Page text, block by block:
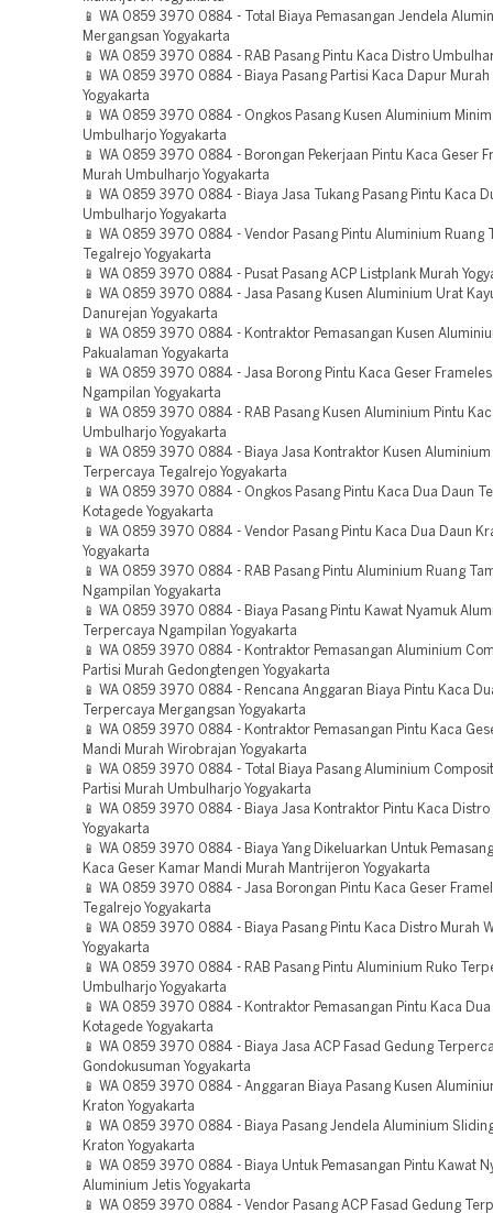
📱 WA 0859 3970 0884 - Total Biaya Pemasangan Jendela
Mergangsan Yogyakarta
📱 WA 0859 3970 0884 - RAB Pasang Pintu Kaca Distro
📱 WA 0859 3970 0884 - Biaya Pasang Partisi Kaca Dapur
Yogyakarta
📱 WA 0859 3970 0884 - Ongkos Pasang Kusen Aluminium
Umbulharjo Yogyakarta
📱 WA 0859 3970 0884 - Borongan Pekerjaan Pintu Kaca Geser
Murah Umbulharjo Yogyakarta
📱 WA 0859 3970 0884 - Biaya Jasa Tukang Pasang Pintu Kaca
Umbulharjo Yogyakarta
📱 WA 0859 3970 0884 - Vendor Pasang Pintu Aluminium Ruang
Tegalrejo Yogyakarta
📱 WA 0859 3970 0884 - Pusat Pasang ACP Listplank Murah
📱 WA 0859 3970 0884 - Jasa Pasang Kusen Aluminium Urat
Danurejan Yogyakarta
📱 WA 0859 3970 0884 - Kontraktor Pemasangan Kusen
Pakualaman Yogyakarta
📱 WA 0859 3970 0884 - Jasa Borong Pintu Kaca Geser
Ngampilan Yogyakarta
📱 WA 0859 3970 0884 - RAB Pasang Kusen Aluminium Pintu
Umbulharjo Yogyakarta
📱 WA 0859 3970 0884 - Biaya Jasa Kontraktor Kusen Aluminium
Terpercaya Tegalrejo Yogyakarta
📱 WA 0859 3970 0884 - Ongkos Pasang Pintu Kaca Dua Daun
Kotagede Yogyakarta
📱 WA 0859 3970 0884 - Vendor Pasang Pintu Kaca Dua Daun
Yogyakarta
📱 WA 0859 3970 0884 - RAB Pasang Pintu Aluminium Ruang
Ngampilan Yogyakarta
📱 WA 0859 3970 0884 - Biaya Pasang Pintu Kawat Nyamuk
Terpercaya Ngampilan Yogyakarta
📱 WA 0859 3970 0884 - Kontraktor Pemasangan Aluminium
Partisi Murah Gedongtengen Yogyakarta
📱 WA 0859 3970 0884 - Rencana Anggaran Biaya Pintu Kaca
Terpercaya Mergangsan Yogyakarta
📱 WA 0859 3970 0884 - Kontraktor Pemasangan Pintu Kaca
Mandi Murah Wirobrajan Yogyakarta
📱 WA 0859 3970 0884 - Total Biaya Pasang Aluminium
Partisi Murah Umbulharjo Yogyakarta
📱 WA 0859 3970 0884 - Biaya Jasa Kontraktor Pintu Kaca
Yogyakarta
📱 WA 0859 3970 0884 - Biaya Yang Dikeluarkan Untuk
Kaca Geser Kamar Mandi Murah Mantrijeron Yogyakarta
📱 WA 0859 3970 0884 - Jasa Borongan Pintu Kaca Geser
Tegalrejo Yogyakarta
📱 WA 0859 3970 0884 - Biaya Pasang Pintu Kaca Distro Murah
Yogyakarta
📱 WA 0859 3970 0884 - RAB Pasang Pintu Aluminium Ruko
Umbulharjo Yogyakarta
📱 WA 0859 3970 0884 - Kontraktor Pemasangan Pintu Kaca Dua
Kotagede Yogyakarta
📱 WA 0859 3970 0884 - Biaya Jasa ACP Fasad Gedung
Gondokusuman Yogyakarta
📱 WA 0859 3970 0884 - Anggaran Biaya Pasang Kusen
Kraton Yogyakarta
📱 WA 0859 3970 0884 - Biaya Pasang Jendela Aluminium
Kraton Yogyakarta
📱 WA 0859 3970 0884 - Biaya Untuk Pemasangan Pintu Kawat
Aluminium Jetis Yogyakarta
📱 WA 0859 3970 0884 - Vendor Pasang ACP Fasad Gedung